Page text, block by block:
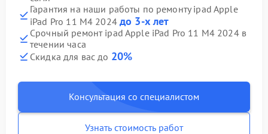
Гарантия на наши работы по ремонту ipad Apple
iPad Pro 11 M4 2024 до 3-х лет
Срочный ремонт ipad Apple iPad Pro 11 M4 2024 в
течении часа
Скидка для вас до 20%
Консультация со специалистом
Узнать стоимость работ